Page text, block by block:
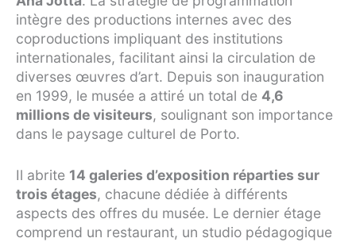
intègre des productions internes avec des
coproductions impliquant des institutions
internationales, facilitant ainsi la circulation de
diverses œuvres d’art. Depuis son inauguration
en 1999, le musée a attiré un total de 4,6
millions de visiteurs, soulignant son importance
dans le paysage culturel de Porto.
Il abrite 14 galeries d’exposition réparties sur
trois étages, chacune dédiée à différents
aspects des offres du musée. Le dernier étage
comprend un restaurant, un studio pédagogique